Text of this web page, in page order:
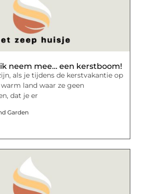
neem mee… een kerstboom!
als je tijdens de kerstvakantie op
land waar ze geen
dat je er
Garden